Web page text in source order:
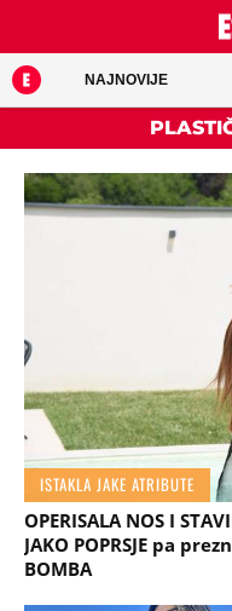
NAJNOVIJE
ISTAKLA JAKE ATRIBUTE
OPERISALA NOS I
JAKO POPRSJE pa
BOMBA